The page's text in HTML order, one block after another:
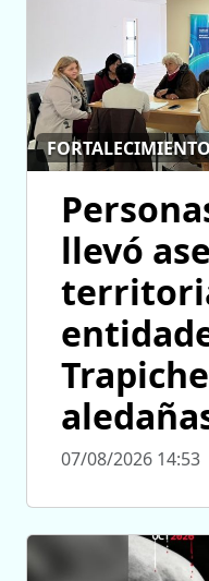
llevó
07/08/2026 14:53